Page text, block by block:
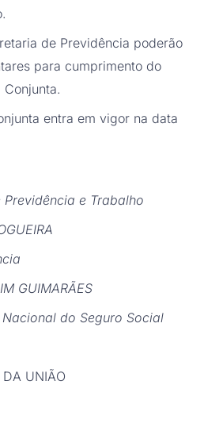
de Previdência poderão
para cumprimento do
entra em vigor na data
e Trabalho
GUIMARÃES
do Seguro Social
DA UNIÃO